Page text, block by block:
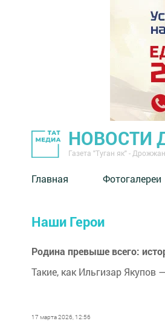
НОВОСТИ
Газета "Туган як" -
Главная Фотогалереи
Наши Герои
Родина превыше всего:
Такие, как Ильгизар Якупов
17 марта 2026, 12:56